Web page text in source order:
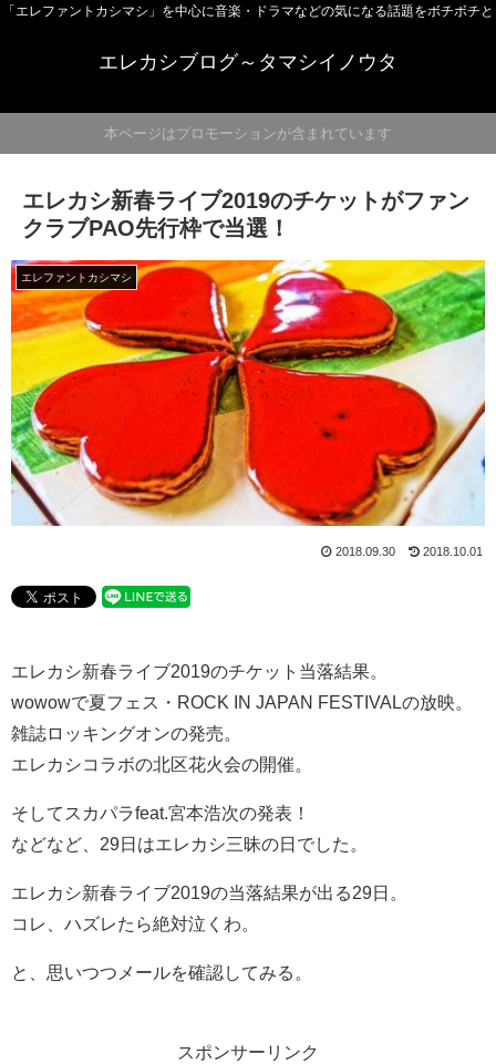
「エレファントカシマシ」を中心に音楽・ドラマなどの気になる話題をボチボチと
エレカシブログ～タマシイノウタ
本ページはプロモーションが含まれています
エレカシ新春ライブ2019のチケットがファン
クラブPAO先行枠で当選！
エレファントカシマシ
2018.09.30 2018.10.01
エレカシ新春ライブ2019のチケット当落結果。
wowowで夏フェス・ROCK IN JAPAN FESTIVALの放映。
雑誌ロッキングオンの発売。
エレカシコラボの北区花火会の開催。
そしてスカパラfeat.宮本浩次の発表！
などなど、29日はエレカシ三昧の日でした。
エレカシ新春ライブ2019の当落結果が出る29日。
コレ、ハズレたら絶対泣くわ。
と、思いつつメールを確認してみる。
スポンサーリンク